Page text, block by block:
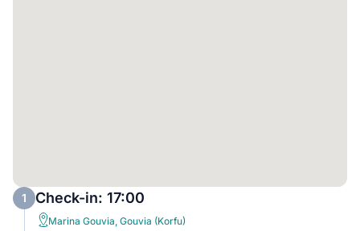
1 Check-in: 17:00
Marina Gouvia, Gouvia (Korfu)